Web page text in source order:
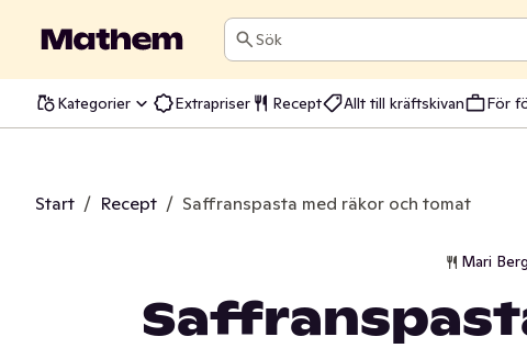
Sök
Kategorier Extrapriser Recept Allt till kräftskivan För
Start / Recept / Saffranspasta med räkor och tomat
Mari